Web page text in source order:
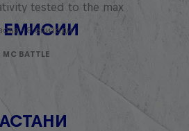
tested to the max
· 8 епизоди
MC BATTLE